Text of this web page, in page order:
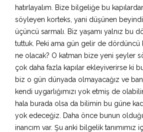
hatırlayalım. Bize bilgeliğe bu
söyleyen korteks, yani düşünen
üçüncü sarmalı. Biz yaşamı yalnız bu
tuttuk. Peki ama gün gelir de dördüncü
ne olacak? O katman bize yeni şeyler
çok daha fazla kapılar ekleyiverirse ki
biz o gün dünyada olmayacağız ve
kendi uygarlığımızı yok etmiş de
hala burada olsa da bilimin bu güne
yok edeceğiz. Daha önce bunun
inancım var. Şu anki bilgelik tanımımız